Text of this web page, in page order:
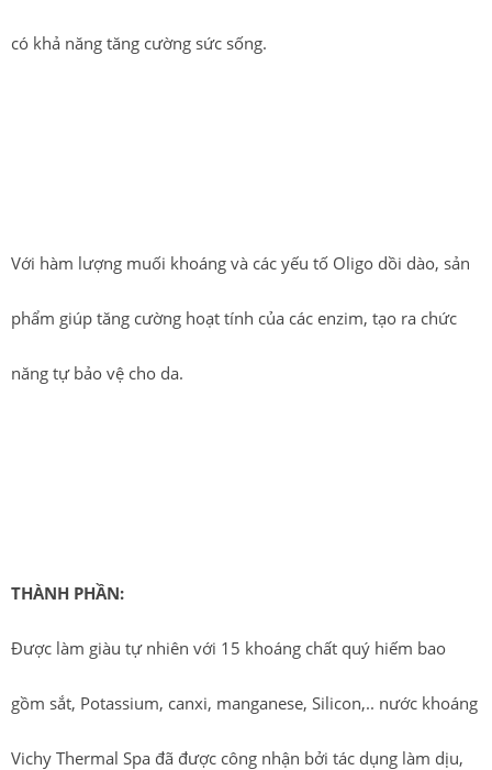
có khả năng tăng cường sức sống.
Với hàm lượng muối khoáng và các yếu tố Oligo dồi dào, sản
phẩm giúp tăng cường hoạt tính của các enzim, tạo ra chức
năng tự bảo vệ cho da.
THÀNH PHẦN:
Được làm giàu tự nhiên với 15 khoáng chất quý hiếm bao
gồm sắt, Potassium, canxi, manganese, Silicon,.. nước khoáng
Vichy Thermal Spa đã được công nhận bởi tác dụng làm dịu,